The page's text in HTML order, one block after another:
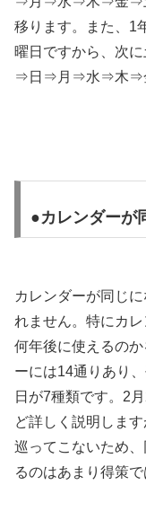
移ります。また、1
曜日ですから、次
⇒日⇒月⇒水⇒木⇒
●カレンダーが
カレンダーが同じ
れません。特にカ
何年後に使えるの
ーには14通りあり
日が7種類です。2
ど詳しく説明しま
巡ってこないため
るのはあまり得策